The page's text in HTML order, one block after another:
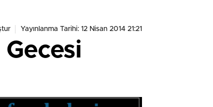
Yayınlanma Tarihi: 12 Nisan 2014 21:21